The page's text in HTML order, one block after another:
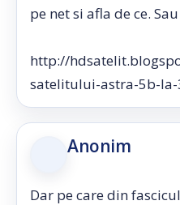
pe net si afla de ce.
http://
satelitului-astra-5b-
Anonim
Dar pe care din